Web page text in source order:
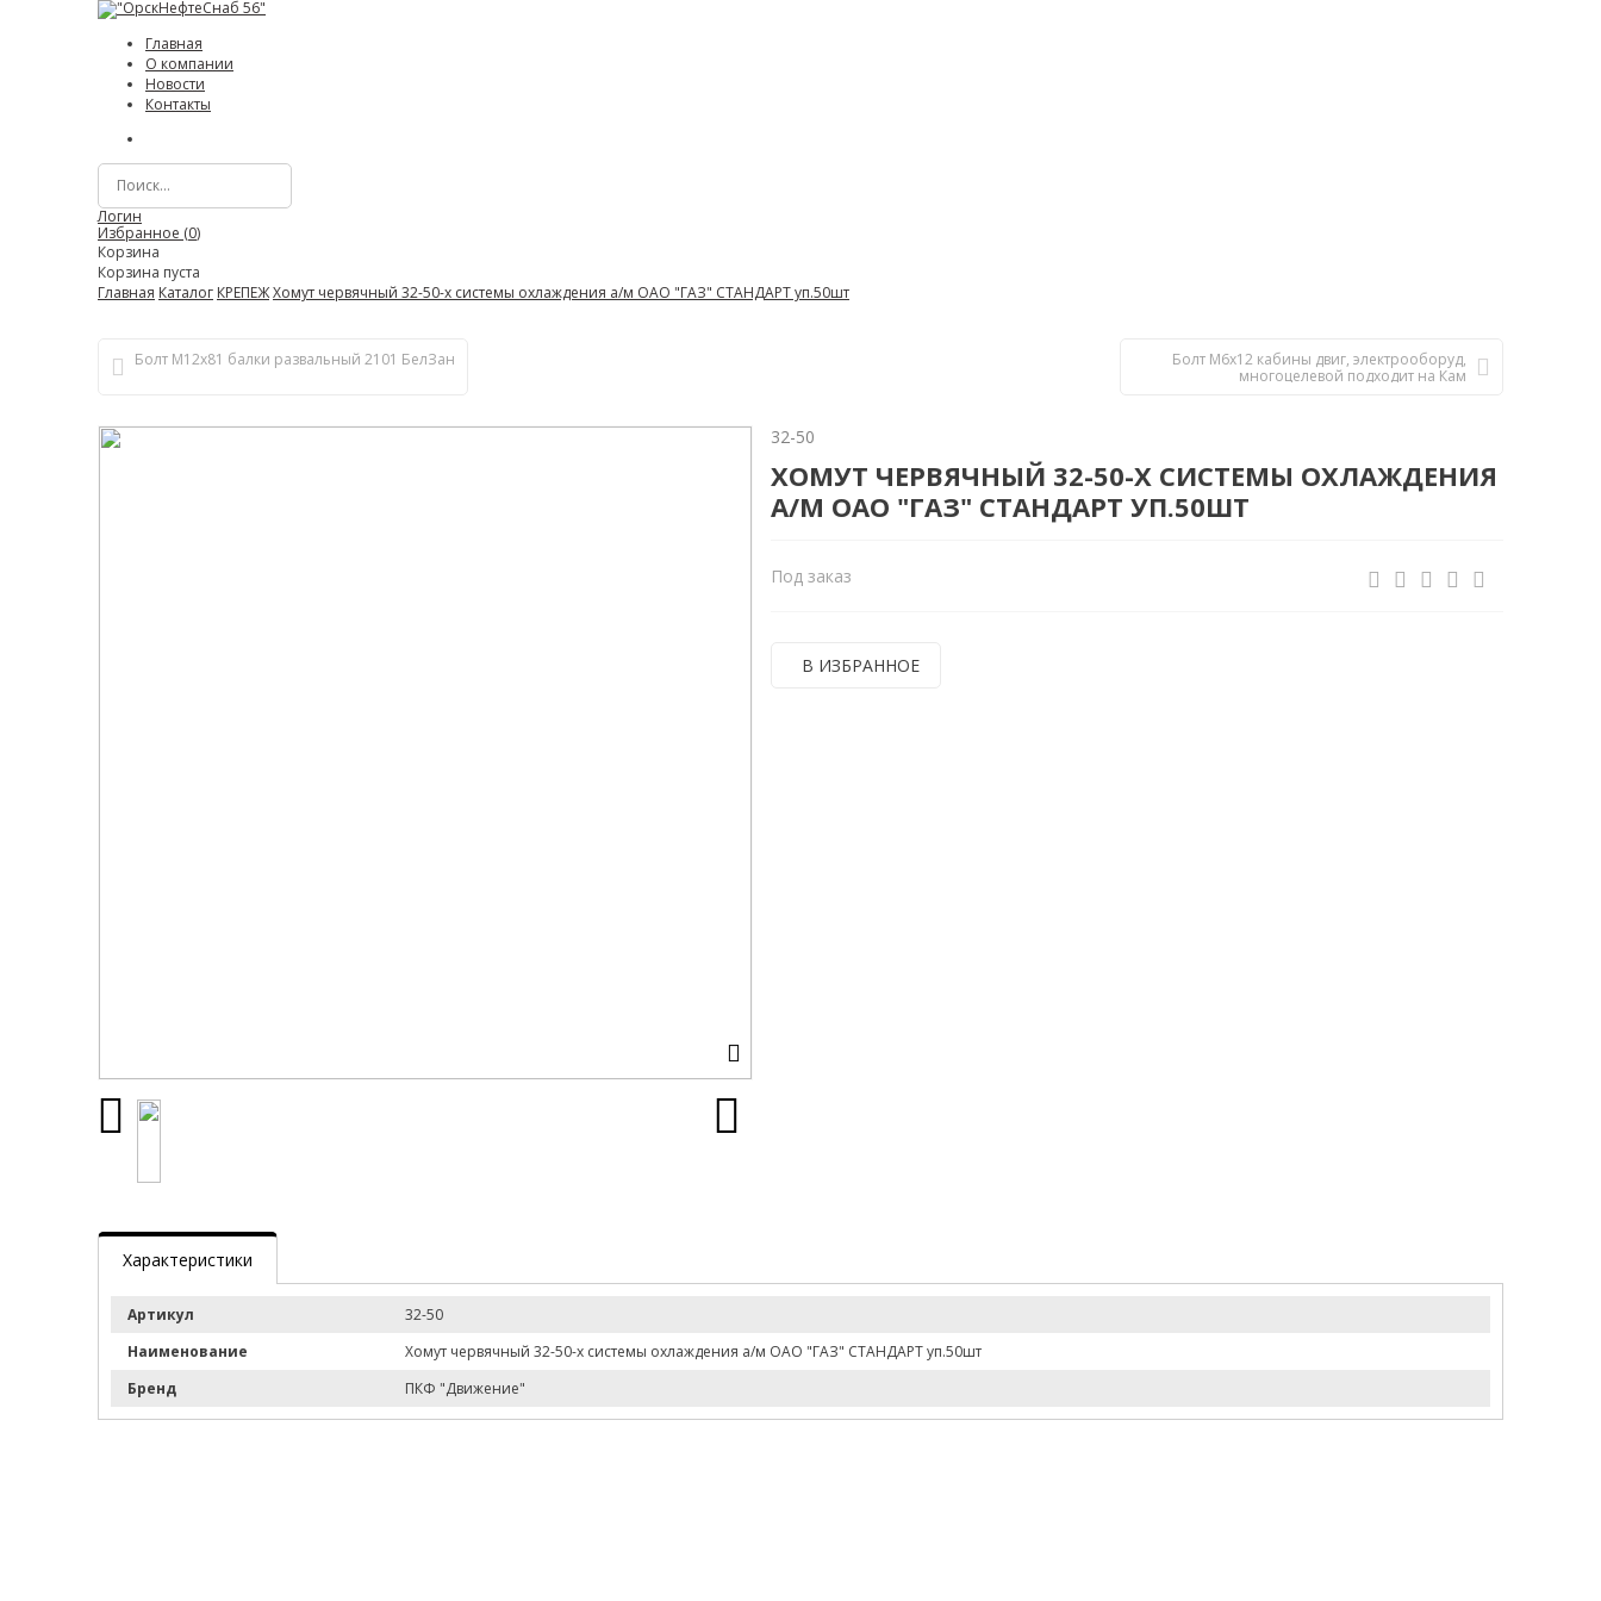
Главная
О компании
Новости
Контакты
Логин
Избранное (0)
Корзина
Корзина пуста
Главная Каталог КРЕПЕЖХомут червячный 32-50-х системы охлаждения а/м ОАО "ГАЗ" СТАНДАРТ уп.50шт
Болт М12х81 балки развальный 2101 БелЗан
Болт М6х12 кабины двиг, электрооборуд,
многоцелевой подходит на Кам
32-50
ХОМУТ ЧЕРВЯЧНЫЙ 32-50-Х СИСТЕМЫ ОХЛАЖДЕНИЯ
А/М ОАО "ГАЗ" СТАНДАРТ УП.50ШТ
Под заказ
В ИЗБРАННОЕ
Характеристики
Артикул
32-50
Наименование
Хомут червячный 32-50-х системы охлаждения а/м ОАО "ГАЗ" СТАНДАРТ уп.50шт
Бренд
ПКФ "Движение"